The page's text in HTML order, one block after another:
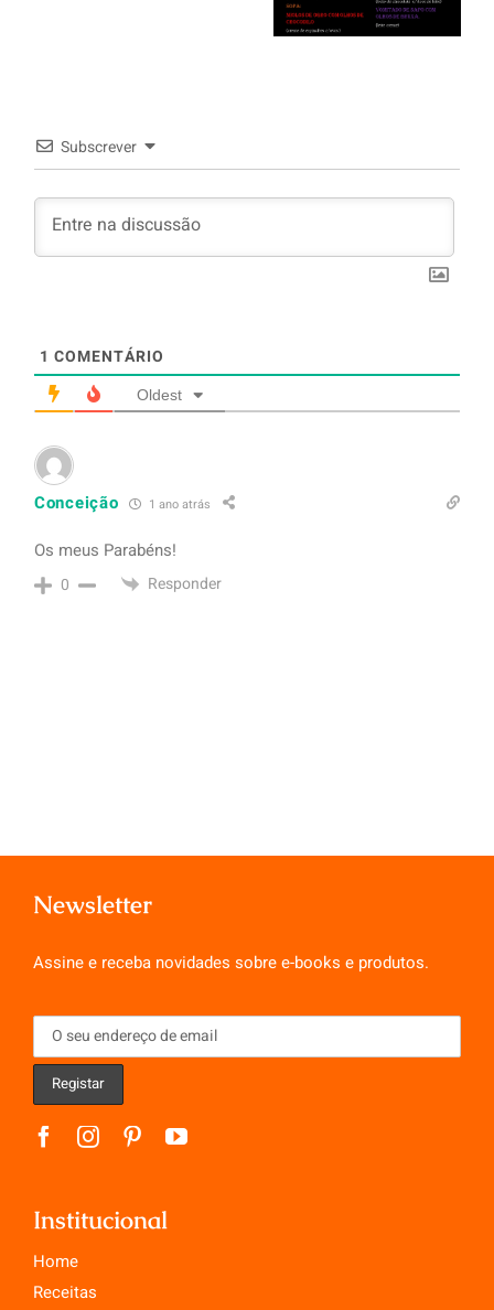
Subscrever
1 COMENTÁRIO
Oldest
Conceição 1 ano atrás
Os meus Parabéns!
0 Responder
Newsletter
Assine e receba novidades sobre e-books e produtos.
Institucional
Home
Receitas